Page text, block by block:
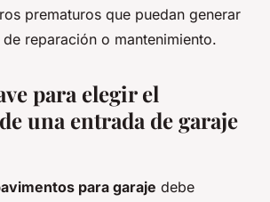
prematuros que puedan generar
reparación o mantenimiento.
para elegir el
una entrada de garaje
para garaje debe